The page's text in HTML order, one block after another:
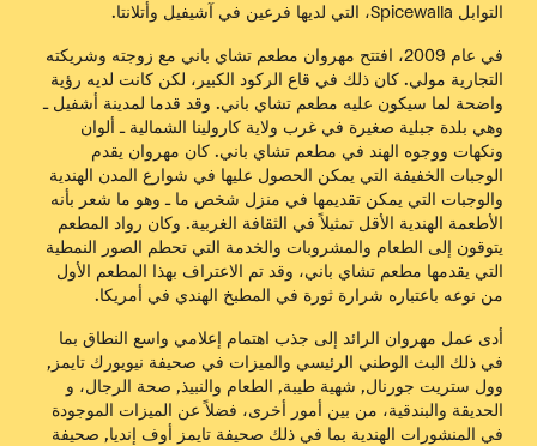
التوابل Spicewalla، التي لديها فرعين في آشيفيل وأتلانتا.
في عام 2009، افتتح مهروان مطعم تشاي باني مع زوجته وشريكته
التجارية مولي. كان ذلك في قاع الركود الكبير، لكن كانت لديه رؤية
واضحة لما سيكون عليه مطعم تشاي باني. وقد قدما لمدينة أشفيل ـ
وهي بلدة جبلية صغيرة في غرب ولاية كارولينا الشمالية ـ ألوان
ونكهات ووجوه الهند في مطعم تشاي باني. كان مهروان يقدم
الوجبات الخفيفة التي يمكن الحصول عليها في شوارع المدن الهندية
والوجبات التي يمكن تقديمها في منزل شخص ما ـ وهو ما شعر بأنه
الأطعمة الهندية الأقل تمثيلاً في الثقافة الغربية. وكان رواد المطعم
يتوقون إلى الطعام والمشروبات والخدمة التي تحطم الصور النمطية
التي يقدمها مطعم تشاي باني، وقد تم الاعتراف بهذا المطعم الأول
من نوعه باعتباره شرارة ثورة في المطبخ الهندي في أمريكا.
أدى عمل مهروان الرائد إلى جذب اهتمام إعلامي واسع النطاق بما
في ذلك البث الوطني الرئيسي والميزات في صحيفة نيويورك تايمز ,
وول ستريت جورنال, شهية طيبة, الطعام والنبيذ, صحة الرجال، و
الحديقة والبندقية، من بين أمور أخرى، فضلاً عن الميزات الموجودة
في المنشورات الهندية بما في ذلك صحيفة تايمز أوف إنديا, صحيفة